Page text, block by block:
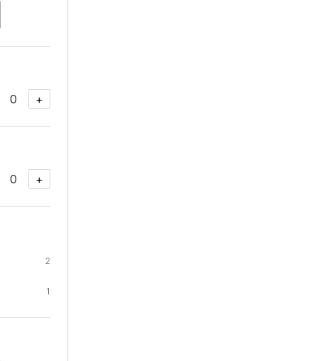
0 +
0 +
2
1